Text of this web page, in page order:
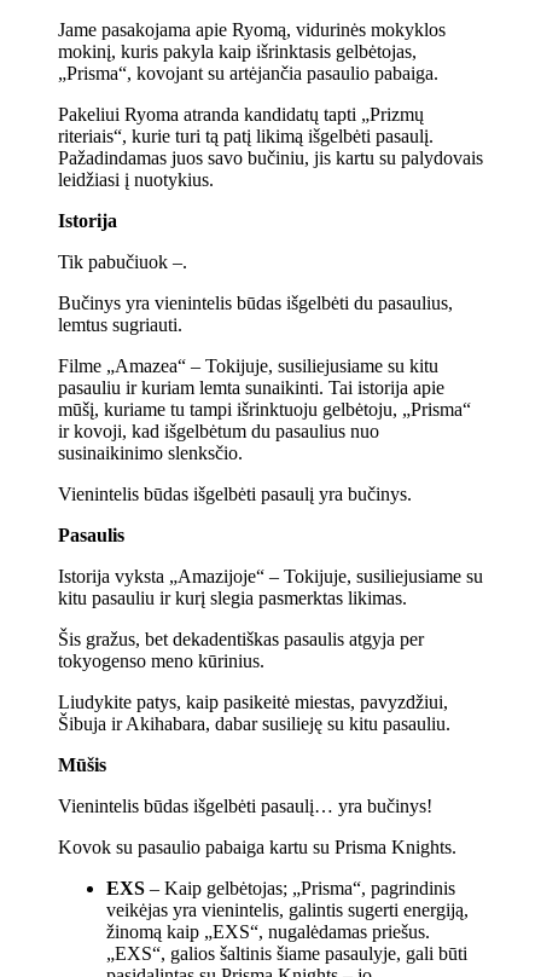
Jame pasakojama apie Ryomą, vidurinės mokyklos
mokinį, kuris pakyla kaip išrinktasis gelbėtojas,
„Prisma“, kovojant su artėjančia pasaulio pabaiga.
Pakeliui Ryoma atranda kandidatų tapti „Prizmų
riteriais“, kurie turi tą patį likimą išgelbėti pasaulį.
Pažadindamas juos savo bučiniu, jis kartu su palydovais
leidžiasi į nuotykius.
Istorija
Tik pabučiuok –.
Bučinys yra vienintelis būdas išgelbėti du pasaulius,
lemtus sugriauti.
Filme „Amazea“ – Tokijuje, susiliejusiame su kitu
pasauliu ir kuriam lemta sunaikinti. Tai istorija apie
mūšį, kuriame tu tampi išrinktuoju gelbėtoju, „Prisma“
ir kovoji, kad išgelbėtum du pasaulius nuo
susinaikinimo slenksčio.
Vienintelis būdas išgelbėti pasaulį yra bučinys.
Pasaulis
Istorija vyksta „Amazijoje“ – Tokijuje, susiliejusiame su
kitu pasauliu ir kurį slegia pasmerktas likimas.
Šis gražus, bet dekadentiškas pasaulis atgyja per
tokyogenso meno kūrinius.
Liudykite patys, kaip pasikeitė miestas, pavyzdžiui,
Šibuja ir Akihabara, dabar susilieję su kitu pasauliu.
Mūšis
Vienintelis būdas išgelbėti pasaulį… yra bučinys!
Kovok su pasaulio pabaiga kartu su Prisma Knights.
EXS – Kaip gelbėtojas; „Prisma“, pagrindinis
veikėjas yra vienintelis, galintis sugerti energiją,
žinomą kaip „EXS“, nugalėdamas priešus.
„EXS“, galios šaltinis šiame pasaulyje, gali būti